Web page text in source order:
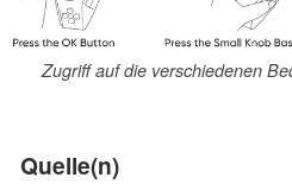
Zugriff auf die verschiedenen
Quelle(n)